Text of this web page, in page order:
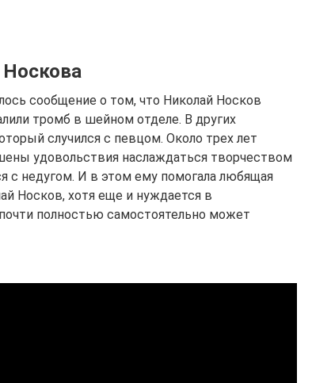
Носкова
сообщение о том, что Николай Носков
тромб в шейном отделе. В других
случился с певцом. Около трех лет
удовольствия наслаждаться творчеством
с недугом. И в этом ему помогала любящая
Носков, хотя еще и нуждается в
полностью самостоятельно может